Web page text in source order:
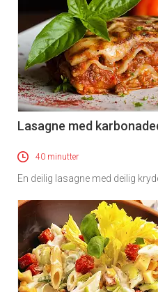
Lasagne med
40 minutter
En deilig lasagne med deilig